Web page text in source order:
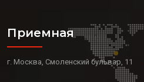
Приемная
г. Москва, Смоленский бульвар, 11